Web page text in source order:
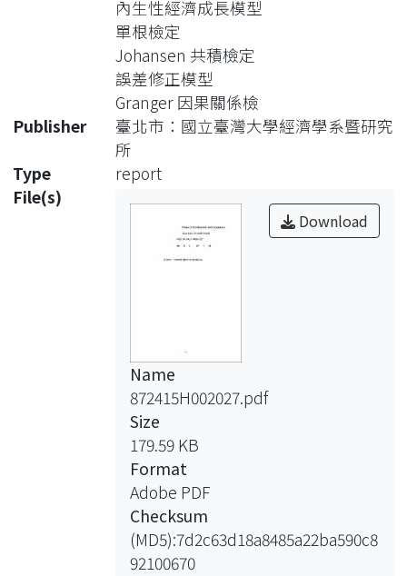
融
創新與研發是促進經濟體系成長的原動
力，而金融部門則扮演資金中介的角
色，
提供金融中間產品；最終產品生產部門
利用勞動人力與金融中間產品來生產最
終
產出；家計部門採用跨期決策來決定消
費與儲蓄並提供勞動人力。
在實證研究部分，我們利用台灣資料並
採用VAR 時間序列分析方法來探討
（cointegration）現象後，我們進一步
從事模型適合性檢定。利用Johansen
共積
檢定法我們發現國內金融深化程度
（M2/GDP）、金融機構總資產/GDP、
金融機
構放款總額/金融機構總資產、金融機
構家數、股市資本率、股市周轉率以及
股
市流動性等金融發展指標與實質經濟成
內生性經濟成長模型
單根檢定
Johansen 共積檢定
誤差修正模型
Granger 因果關係檢
Publisher
臺北市：國立臺灣大學經濟學系暨研究
所
Type
report
File(s)
Download
Name
872415H002027.pdf
Size
179.59 KB
Format
Adobe PDF
Checksum
(MD5):7d2c63d18a8485a22ba590c8
92100670